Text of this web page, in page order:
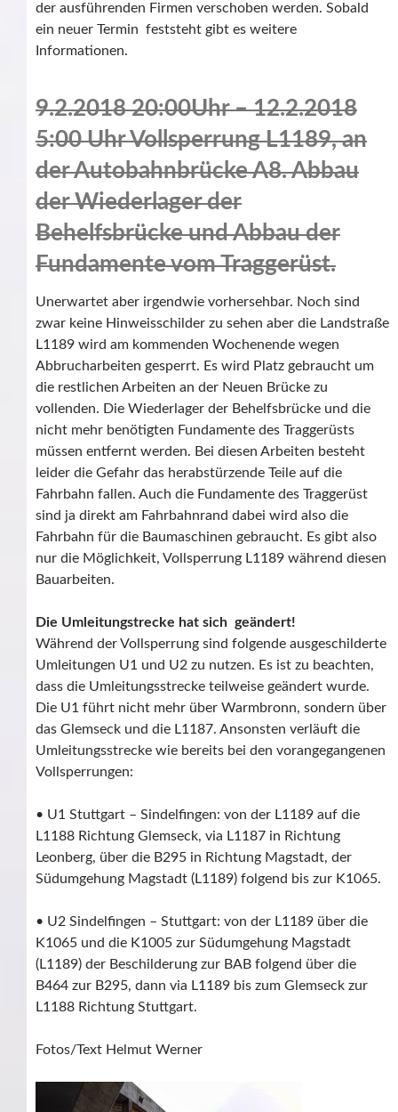
der ausführenden Firmen verschoben werden. Sobald
ein neuer Termin feststeht gibt es weitere
Informationen.
9.2.2018 20:00Uhr – 12.2.2018
5:00 Uhr Vollsperrung L1189, an
der Autobahnbrücke A8. Abbau
der Wiederlager der
Behelfsbrücke und Abbau der
Fundamente vom Traggerüst.
Unerwartet aber irgendwie vorhersehbar. Noch sind
zwar keine Hinweisschilder zu sehen aber die Landstraße
L1189 wird am kommenden Wochenende wegen
Abbrucharbeiten gesperrt. Es wird Platz gebraucht um
die restlichen Arbeiten an der Neuen Brücke zu
vollenden. Die Wiederlager der Behelfsbrücke und die
nicht mehr benötigten Fundamente des Traggerüsts
müssen entfernt werden. Bei diesen Arbeiten besteht
leider die Gefahr das herabstürzende Teile auf die
Fahrbahn fallen. Auch die Fundamente des Traggerüst
sind ja direkt am Fahrbahnrand dabei wird also die
Fahrbahn für die Baumaschinen gebraucht. Es gibt also
nur die Möglichkeit, Vollsperrung L1189 während diesen
Bauarbeiten.
Die Umleitungstrecke hat sich geändert!
Während der Vollsperrung sind folgende ausgeschilderte
Umleitungen U1 und U2 zu nutzen. Es ist zu beachten,
dass die Umleitungsstrecke teilweise geändert wurde.
Die U1 führt nicht mehr über Warmbronn, sondern über
das Glemseck und die L1187. Ansonsten verläuft die
Umleitungsstrecke wie bereits bei den vorangegangenen
Vollsperrungen:
• U1 Stuttgart – Sindelfingen: von der L1189 auf die
L1188 Richtung Glemseck, via L1187 in Richtung
Leonberg, über die B295 in Richtung Magstadt, der
Südumgehung Magstadt (L1189) folgend bis zur K1065.
• U2 Sindelfingen – Stuttgart: von der L1189 über die
K1065 und die K1005 zur Südumgehung Magstadt
(L1189) der Beschilderung zur BAB folgend über die
B464 zur B295, dann via L1189 bis zum Glemseck zur
L1188 Richtung Stuttgart.
Fotos/Text Helmut Werner